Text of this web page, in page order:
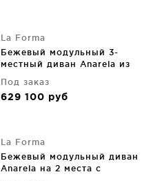
La Forma
Бежевый модульный 3-
местный диван Anarela из
съемным чехлом 310 CM
Под заказ
629 100 руб
La Forma
Бежевый модульный диван
Anarela на 2 места с